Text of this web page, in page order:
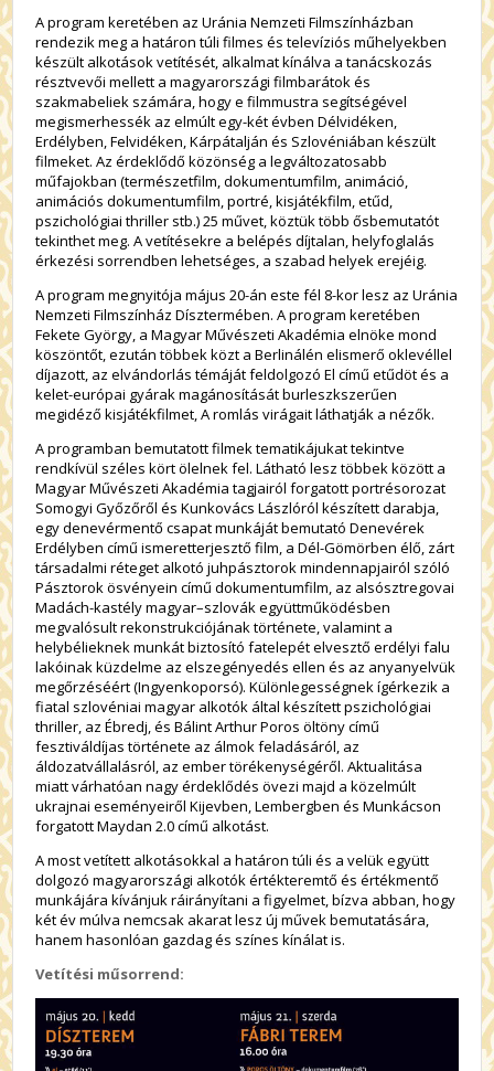
A program keretében az Uránia Nemzeti Filmszínházban
rendezik meg a határon túli filmes és televíziós műhelyekben
készült alkotások vetítését, alkalmat kínálva a tanácskozás
résztvevői mellett a magyarországi filmbarátok és
szakmabeliek számára, hogy e filmmustra segítségével
megismerhessék az elmúlt egy-két évben Délvidéken,
Erdélyben, Felvidéken, Kárpátalján és Szlovéniában készült
filmeket. Az érdeklődő közönség a legváltozatosabb
műfajokban (természetfilm, dokumentumfilm, animáció,
animációs dokumentumfilm, portré, kisjátékfilm, etűd,
pszichológiai thriller stb.) 25 művet, köztük több ősbemutatót
tekinthet meg. A vetítésekre a belépés díjtalan, helyfoglalás
érkezési sorrendben lehetséges, a szabad helyek erejéig.
A program megnyitója május 20-án este fél 8-kor lesz az Uránia
Nemzeti Filmszínház Dísztermében. A program keretében
Fekete György, a Magyar Művészeti Akadémia elnöke mond
köszöntőt, ezután többek közt a Berlinálén elismerő oklevéllel
díjazott, az elvándorlás témáját feldolgozó El című etűdöt és a
kelet-európai gyárak magánosítását burleszkszerűen
megidéző kisjátékfilmet, A romlás virágait láthatják a nézők.
A programban bemutatott filmek tematikájukat tekintve
rendkívül széles kört ölelnek fel. Látható lesz többek között a
Magyar Művészeti Akadémia tagjairól forgatott portrésorozat
Somogyi Győzőről és Kunkovács Lászlóról készített darabja,
egy denevérmentő csapat munkáját bemutató Denevérek
Erdélyben című ismeretterjesztő film, a Dél-Gömörben élő, zárt
társadalmi réteget alkotó juhpásztorok mindennapjairól szóló
Pásztorok ösvényein című dokumentumfilm, az alsósztregovai
Madách-kastély magyar–szlovák együttműködésben
megvalósult rekonstrukciójának története, valamint a
helybélieknek munkát biztosító fatelepét elvesztő erdélyi falu
lakóinak küzdelme az elszegényedés ellen és az anyanyelvük
megőrzéséért (Ingyenkoporsó). Különlegességnek ígérkezik a
fiatal szlovéniai magyar alkotók által készített pszichológiai
thriller, az Ébredj, és Bálint Arthur Poros öltöny című
fesztiváldíjas története az álmok feladásáról, az
áldozatvállalásról, az ember törékenységéről. Aktualitása
miatt várhatóan nagy érdeklődés övezi majd a közelmúlt
ukrajnai eseményeiről Kijevben, Lembergben és Munkácson
forgatott Maydan 2.0 című alkotást.
A most vetített alkotásokkal a határon túli és a velük együtt
dolgozó magyarországi alkotók értékteremtő és értékmentő
munkájára kívánjuk ráirányítani a figyelmet, bízva abban, hogy
két év múlva nemcsak akarat lesz új művek bemutatására,
hanem hasonlóan gazdag és színes kínálat is.
Vetítési műsorrend: